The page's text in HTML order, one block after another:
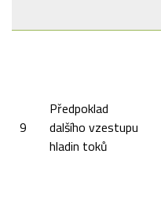
9
Předpoklad
dalšího vzestupu
hladin toků